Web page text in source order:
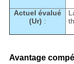
Actuel évalué
(Ur) :
Avantage